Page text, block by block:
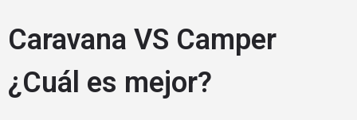
Caravana VS Camper
¿Cuál es mejor?